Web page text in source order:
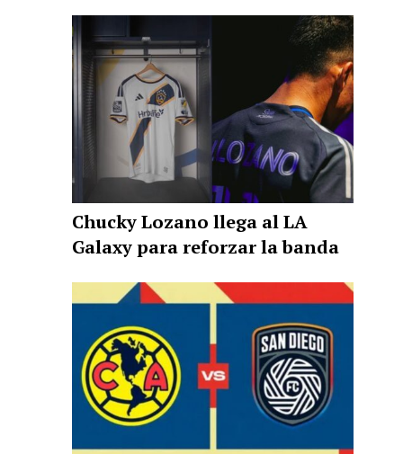
Chucky Lozano llega al LA
Galaxy para reforzar la banda